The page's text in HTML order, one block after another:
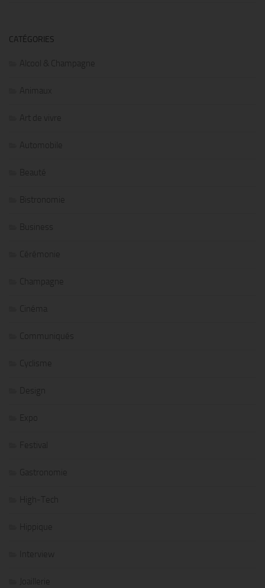
CATÉGORIES
Alcool & Champagne
Animaux
Art de vivre
Automobile
Beauté
Bistronomie
Business
Cérémonie
Champagne
Cinéma
Communiqués
Cyclisme
Design
Expo
Festival
Gastronomie
High-Tech
Hippique
Interview
Joaillerie